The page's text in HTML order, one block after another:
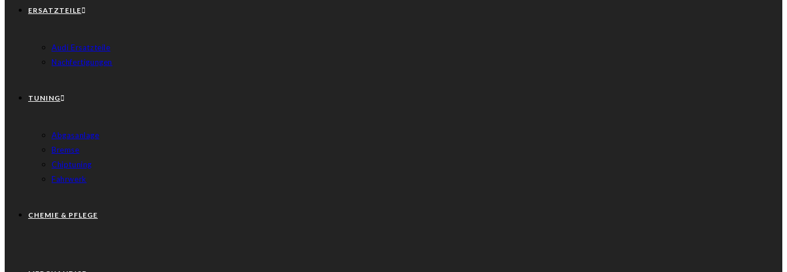
ERSATZTEILE
Audi Ersatzteile
Nachfertigungen
TUNING
Abgasanlage
Bremse
Chiptuning
Fahrwerk
CHEMIE & PFLEGE